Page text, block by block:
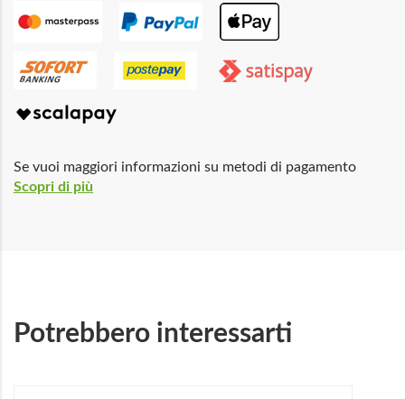
Se vuoi maggiori informazioni su metodi di pagamento
Scopri di più
Potrebbero interessarti